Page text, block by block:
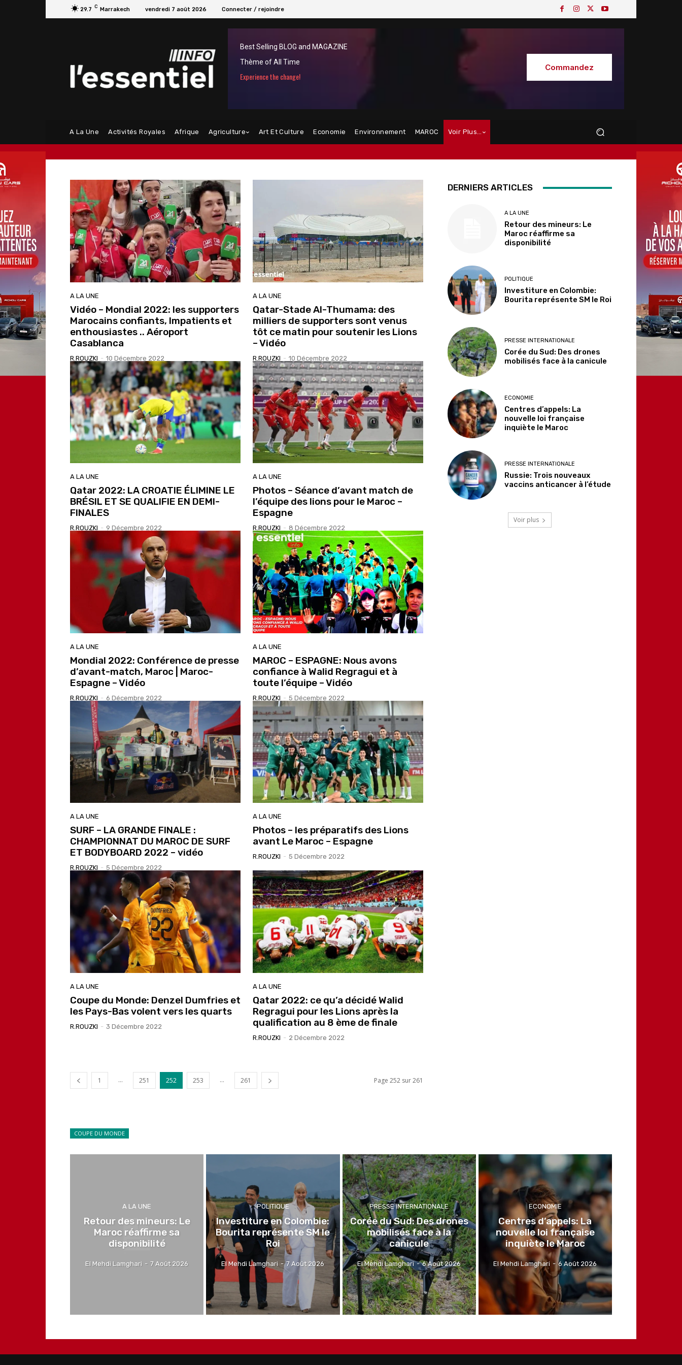
29.7 C Marrakech vendredi 7 août 2026 Connecter / rejoindre
Best Selling BLOG and MAGAZINE
Thème of All Time
Experience the change!
Commandez
A La Une Activités Royales Afrique Agriculture Art Et Culture Economie Environnement MAROC Voir Plus…
A LA UNE
Vidéo – Mondial 2022: les supporters
Marocains confiants, Impatients et
enthousiastes .. Aéroport
Casablanca
R.ROUZKI - 10 Décembre 2022
A LA UNE
Qatar-Stade Al-Thumama: des
milliers de supporters sont venus
tôt ce matin pour soutenir les Lions
– Vidéo
R.ROUZKI - 10 Décembre 2022
A LA UNE
Qatar 2022: LA CROATIE ÉLIMINE LE
BRÉSIL ET SE QUALIFIE EN DEMI-
FINALES
R.ROUZKI - 9 Décembre 2022
A LA UNE
Photos – Séance d’avant match de
l’équipe des lions pour le Maroc –
Espagne
R.ROUZKI - 8 Décembre 2022
A LA UNE
Mondial 2022: Conférence de presse
d’avant-match, Maroc | Maroc-
Espagne – Vidéo
R.ROUZKI - 6 Décembre 2022
A LA UNE
MAROC – ESPAGNE: Nous avons
confiance à Walid Regragui et à
toute l’équipe – Vidéo
R.ROUZKI - 5 Décembre 2022
A LA UNE
SURF – LA GRANDE FINALE :
CHAMPIONNAT DU MAROC DE SURF
ET BODYBOARD 2022 – vidéo
R.ROUZKI - 5 Décembre 2022
A LA UNE
Photos – les préparatifs des Lions
avant Le Maroc – Espagne
R.ROUZKI - 5 Décembre 2022
A LA UNE
Coupe du Monde: Denzel Dumfries et
les Pays-Bas volent vers les quarts
R.ROUZKI - 3 Décembre 2022
A LA UNE
Qatar 2022: ce qu’a décidé Walid
Regragui pour les Lions après la
qualification au 8 ème de finale
R.ROUZKI - 2 Décembre 2022
1 ... 251 252 253 ... 261 Page 252 sur 261
DERNIERS ARTICLES
A LA UNE
Retour des mineurs: Le
Maroc réaffirme sa
disponibilité
POLITIQUE
Investiture en Colombie:
Bourita représente SM le Roi
PRESSE INTERNATIONALE
Corée du Sud: Des drones
mobilisés face à la canicule
ECONOMIE
Centres d’appels: La
nouvelle loi française
inquiète le Maroc
PRESSE INTERNATIONALE
Russie: Trois nouveaux
vaccins anticancer à l’étude
Voir plus
COUPE DU MONDE
A LA UNE
Retour des mineurs: Le
Maroc réaffirme sa
disponibilité
El Mehdi Lamghari - 7 Août 2026
POLITIQUE
Investiture en Colombie:
Bourita représente SM le
Roi
El Mehdi Lamghari - 7 Août 2026
PRESSE INTERNATIONALE
Corée du Sud: Des drones
mobilisés face à la
canicule
El Mehdi Lamghari - 6 Août 2026
ECONOMIE
Centres d’appels: La
nouvelle loi française
inquiète le Maroc
El Mehdi Lamghari - 6 Août 2026